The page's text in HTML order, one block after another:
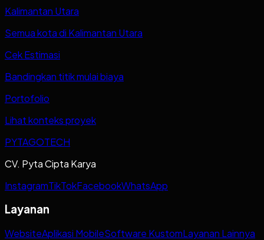
Kalimantan Utara
Semua kota di Kalimantan Utara
Cek Estimasi
Bandingkan titik mulai biaya
Portofolio
Lihat konteks proyek
PYTAGOTECH
CV. Pyta Cipta Karya
InstagramTikTokFacebookWhatsApp
Layanan
WebsiteAplikasi MobileSoftware KustomLayanan Lainnya